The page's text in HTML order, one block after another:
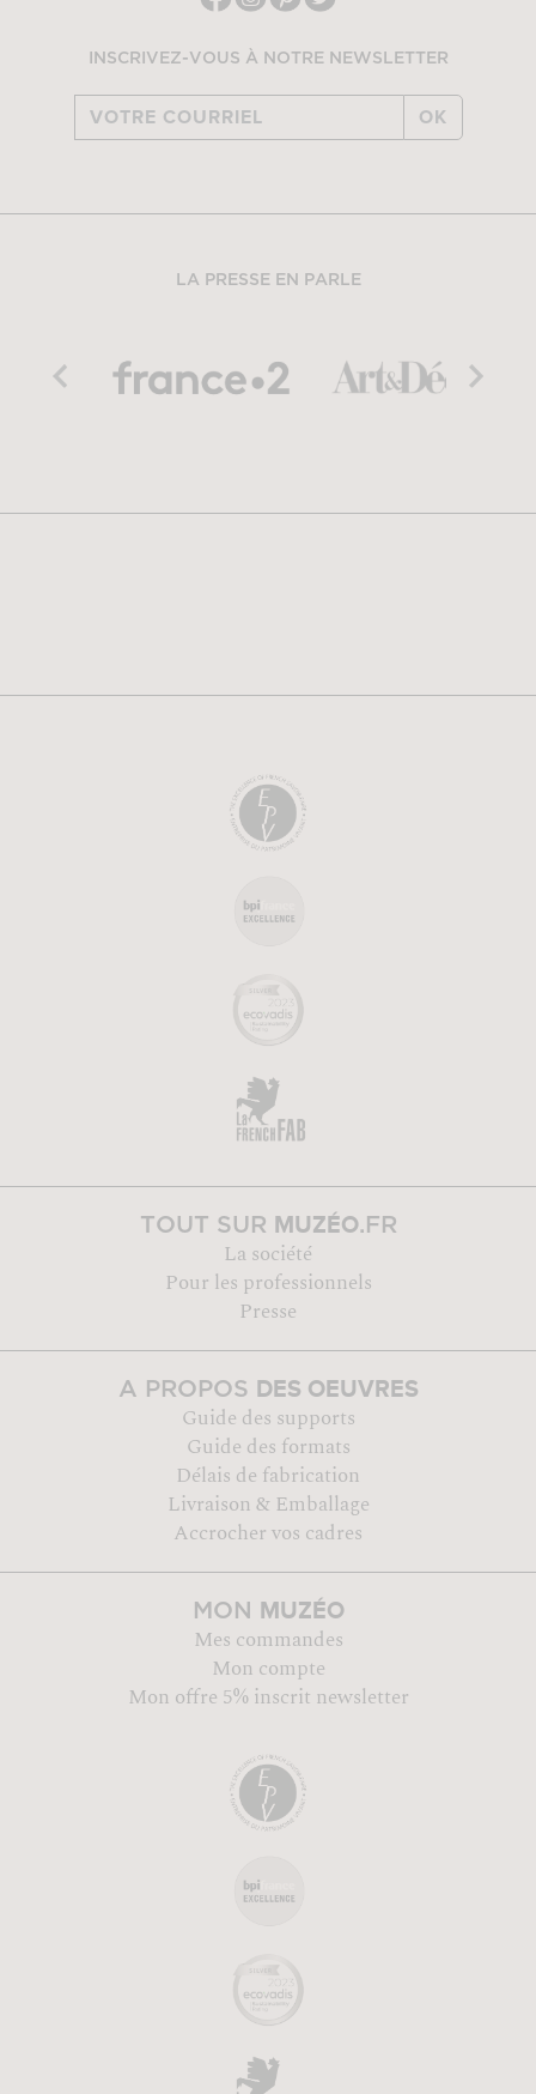
INSCRIVEZ-VOUS À NOTRE NEWSLETTER
OK
LA PRESSE EN PARLE
TOUT SUR MUZÉO.FR
La société
Pour les professionnels
Presse
A PROPOS DES OEUVRES
Guide des supports
Guide des formats
Délais de fabrication
Livraison & Emballage
Accrocher vos cadres
MON MUZÉO
Mes commandes
Mon compte
Mon offre 5% inscrit newsletter